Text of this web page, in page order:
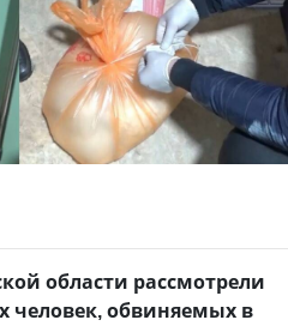
области рассмотрели
человек, обвиняемых в